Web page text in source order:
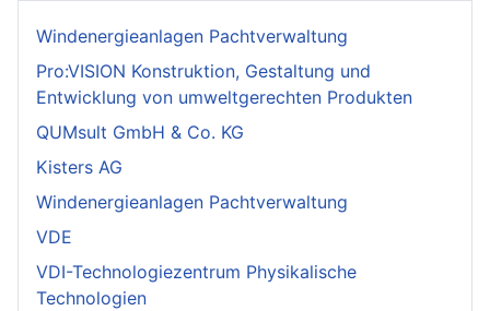
Windenergieanlagen Pachtverwaltung
Pro:VISION Konstruktion, Gestaltung und
Entwicklung von umweltgerechten Produkten
QUMsult GmbH & Co. KG
Kisters AG
Windenergieanlagen Pachtverwaltung
VDE
VDI-Technologiezentrum Physikalische
Technologien